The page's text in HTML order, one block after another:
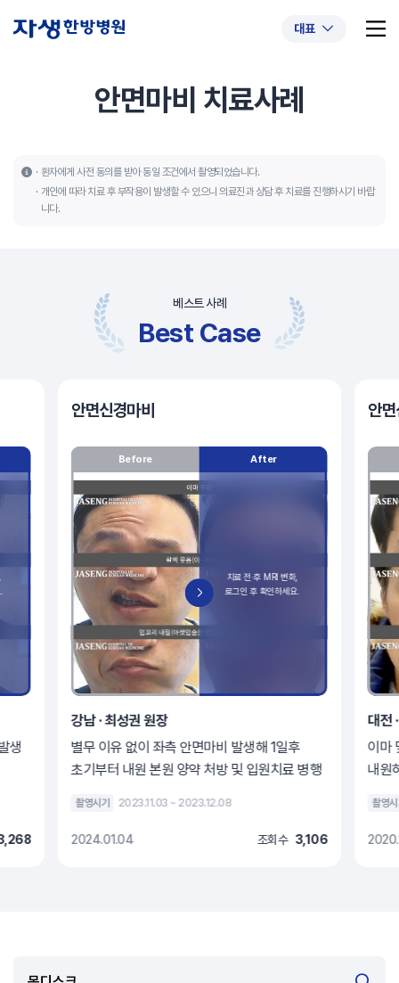
대표
#초음파약침 #척추압박골절
#교통사고후유증 #허리디스크 #목디스크
안면마비 치료사례
환자에게 사전 동의를 받아 동일 조건에서 촬영되었습니다.
개인에 따라 치료 후 부작용이 발생할 수 있으니 의료진과 상담 후 치료를 진행하시기 바랍
니다.
베스트 사례
Best Case
생
안면신경마비
Before After
강남 · 최성권 원장
별무 이유 없이 좌측 안면마비 발생해 1일후
초기부터 내원 본원 양약 처방 및 입원치료 병행
촬영시기 2023.11.03 ~ 2023.12.08
2024.01.04 조회수 3,106
안
대전
이마
내원
촬영